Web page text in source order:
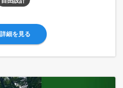
細を見る